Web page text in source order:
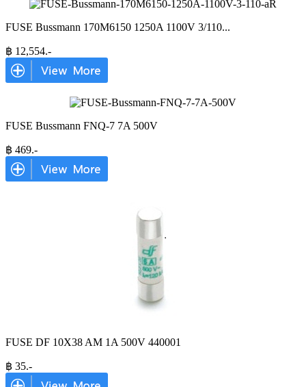
FUSE Bussmann 170M6150 1250A 1100V 3/110...
฿ 12,554.-
FUSE Bussmann FNQ-7 7A 500V
฿ 469.-
FUSE DF 10X38 AM 1A 500V 440001
฿ 35.-